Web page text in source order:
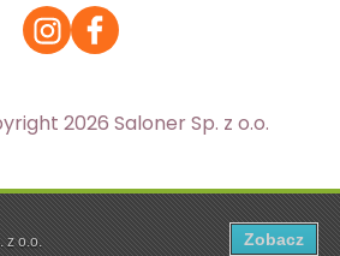
z o.o.
Zobacz
cookies. Aby dowiedzieć się
2026 Saloner Sp. z o.o.